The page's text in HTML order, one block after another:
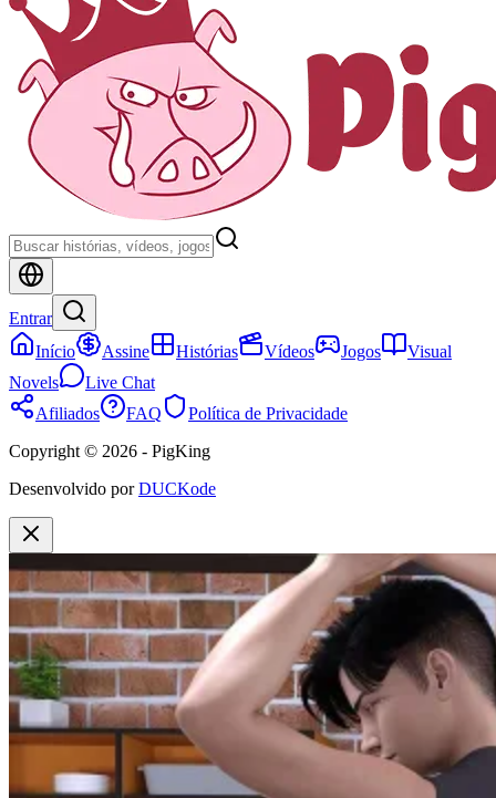
Entrar
Início
Assine Histórias Vídeos Jogos
Visual
Novels
Live Chat
Afiliados
FAQ
Política de Privacidade
Copyright © 2026 - PigKing
Desenvolvido por DUCKode